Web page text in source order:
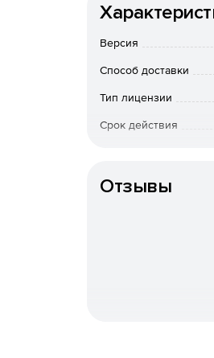
дней, с помощью
Версия
Способ доставки
Тип лицензии
Срок действия
Отзывы